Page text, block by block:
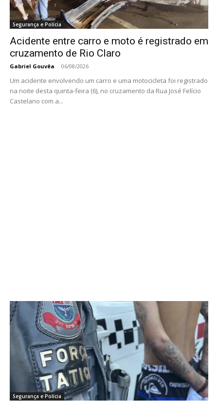
Segurança e Polícia
Acidente entre carro e moto é registrado em
cruzamento de Rio Claro
Gabriel Gouvêa - 06/08/2026
Um acidente envolvendo um carro e uma motocicleta foi registrado
na noite desta quinta-feira (6), no cruzamento da Rua José Felício
Castelano com a...
Segurança e Polícia